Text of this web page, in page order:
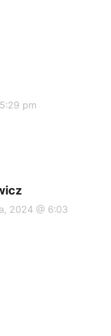
pm
2024 @ 6:03